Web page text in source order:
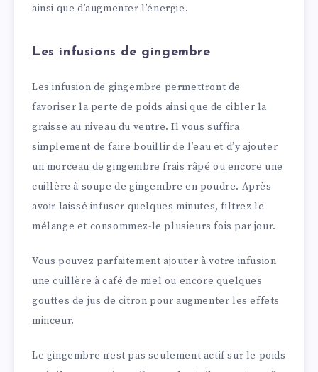
ainsi que d’augmenter l’énergie.
Les infusions de gingembre
Les infusion de gingembre permettront de
favoriser la perte de poids ainsi que de cibler la
graisse au niveau du ventre. Il vous suffira
simplement de faire bouillir de l’eau et d’y ajouter
un morceau de gingembre frais râpé ou encore une
cuillère à soupe de gingembre en poudre. Après
avoir laissé infuser quelques minutes, filtrez le
mélange et consommez-le plusieurs fois par jour.
Vous pouvez parfaitement ajouter à votre infusion
une cuillère à café de miel ou encore quelques
gouttes de jus de citron pour augmenter les effets
minceur.
Le gingembre n’est pas seulement actif sur le poids